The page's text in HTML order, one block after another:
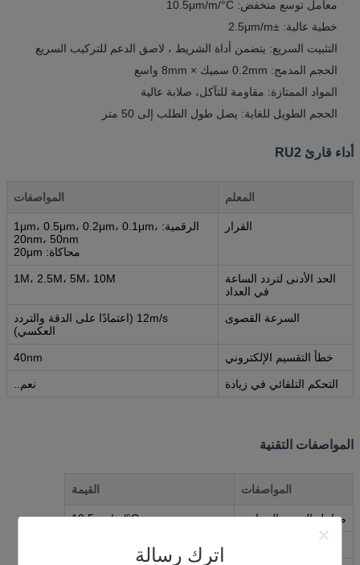
اترك رسالة
معامل توسع منخفض: 10.5μm/m/°C
خطية عالية: ±2.5μm/m
التثبيت السريع: يتضمن أداة الشريط ، لاصق الدعم للتركيب السريع
الحجم المدمج: 0.2mm سميك × 8mm واسع
المواد الممتازة: مقاومة للتآكل، صلابة عالية
الحجم الطويل للغاية: يصل طول الطلب إلى 50 متر
أداء قارئ RU2
المعلم المواصفات
القرار
الرقمية: 1μm، 0.5μm، 0.2μm، 0.1μm،
20nm، 50nm
محاكاة: 20μm
الحد الأدنى لتردد الساعة
في العداد
1M، 2.5M، 5M، 10M
السرعة القصوى
12m/s (اعتمادًا على الدقة والتردد
العكسي)
خطأ التقسيم الإلكتروني 40nm
التحكم التلقائي في زيادة نعم..
المواصفات التقنية
المواصفات القيمة
معامل التوسع الحراري 10.5μm/m/°C